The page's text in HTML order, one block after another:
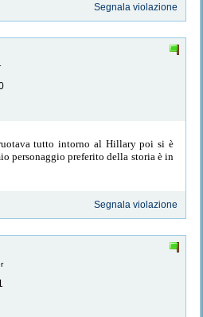
Segnala violazione
tutto intorno al Hillary poi si è
personaggio preferito della storia è in
Segnala violazione